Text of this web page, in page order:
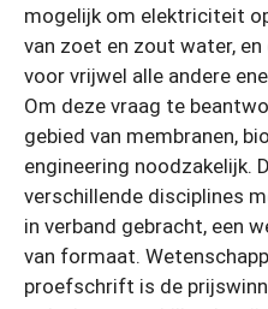
mogelijk om elektriciteit
van zoet en zout water,
voor vrijwel alle andere
Om deze vraag te
gebied van membranen,
engineering noodzakelijk.
verschillende disciplines
in verband gebracht, een
van formaat.
proefschrift is de